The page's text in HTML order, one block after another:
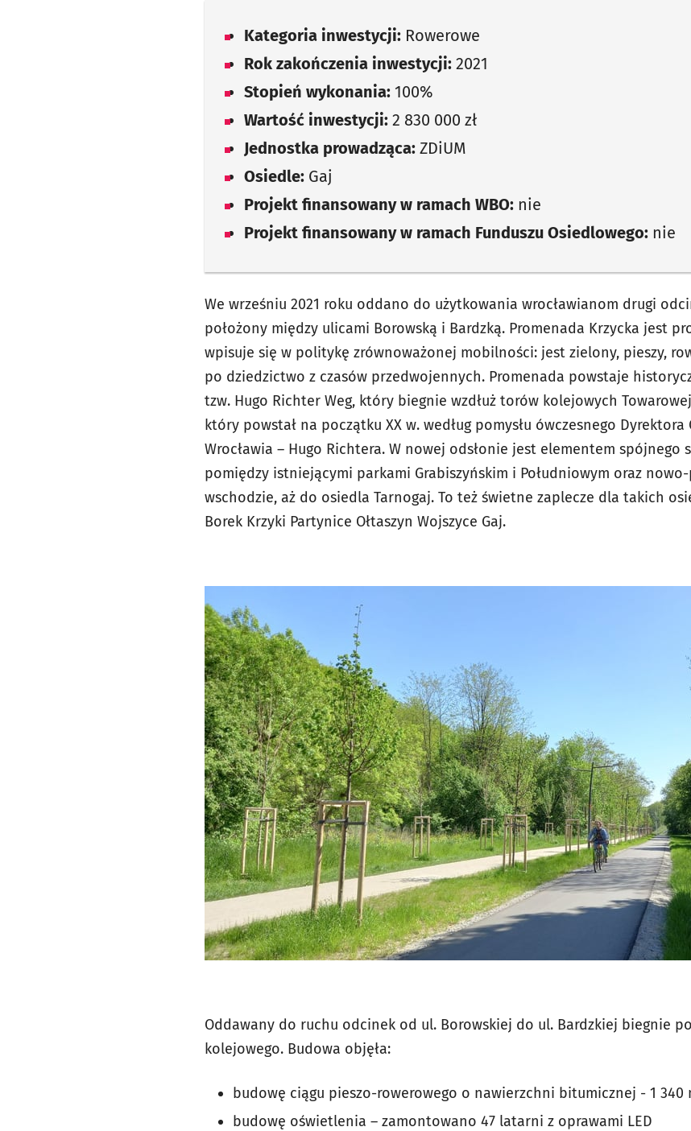
Kategoria inwestycji: Rowerowe
Rok zakończenia inwestycji: 2021
Stopień wykonania: 100%
Wartość inwestycji: 2 830 000 zł
Jednostka prowadząca: ZDiUM
Osiedle: Gaj
Projekt finansowany w ramach WBO: nie
Projekt finansowany w ramach Funduszu Osiedlowego: nie
We wrześniu 2021 roku oddano do użytkowania wrocławianom drugi
położony między ulicami Borowską i Bardzką. Promenada Krzycka jest
wpisuje się w politykę zrównoważonej mobilności: jest zielony, pieszy,
po dziedzictwo z czasów przedwojennych. Promenada powstaje
tzw. Hugo Richter Weg, który biegnie wzdłuż torów kolejowych
który powstał na początku XX w. według pomysłu ówczesnego
Wrocławia – Hugo Richtera. W nowej odsłonie jest elementem spójnego
pomiędzy istniejącymi parkami Grabiszyńskim i Południowym oraz
wschodzie, aż do osiedla Tarnogaj. To też świetne zaplecze dla takich
Borek Krzyki Partynice Ołtaszyn Wojszyce Gaj.
Oddawany do ruchu odcinek od ul. Borowskiej do ul. Bardzkiej biegnie
kolejowego. Budowa objęła:
budowę ciągu pieszo-rowerowego o nawierzchni bitumicznej - 1 340
budowę oświetlenia – zamontowano 47 latarni z oprawami LED